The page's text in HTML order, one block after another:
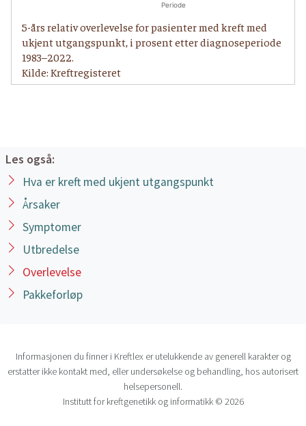
Periode
5-års relativ overlevelse for pasienter med kreft med
ukjent utgangspunkt, i prosent etter diagnoseperiode
1983–2022.
Kilde: Kreftregisteret
Les også:
Hva er kreft med ukjent utgangspunkt
Årsaker
Symptomer
Utbredelse
Overlevelse
Pakkeforløp
Informasjonen du finner i Kreftlex er utelukkende av generell karakter og
erstatter ikke kontakt med, eller undersøkelse og behandling, hos autorisert
helsepersonell.
Institutt for kreftgenetikk og informatikk © 2026